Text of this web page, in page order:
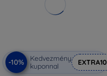
-10%
Kedvezmény
kuponnal
EXTRA10